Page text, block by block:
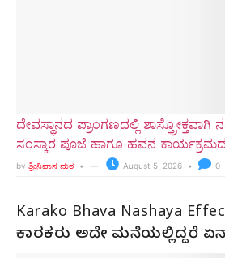
ದೇವಸ್ಥಾನದ ಪ್ರಾಂಗಣದಲ್ಲಿ
ಸಂಸ್ಕಾರ ಪೂಜೆ ಹಾಗೂ ಹವನ ಕಾರ್ಯಕ್ರಮದ
by ಶ್ರೀನಿವಾಸ ಮಠ August 5, 2026 0
Karako Bhava Nashaya
ಕಾರಕರು ಅದೇ ಮನೆಯಲ್ಲಿದ್ದರೆ